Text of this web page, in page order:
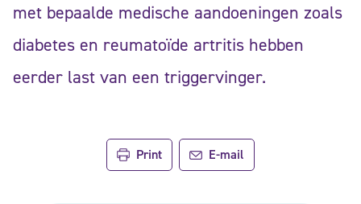
met bepaalde medische aandoeningen zoals
diabetes en reumatoïde artritis hebben
eerder last van een triggervinger.
Print E-mail